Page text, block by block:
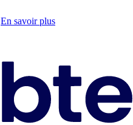
En savoir plus